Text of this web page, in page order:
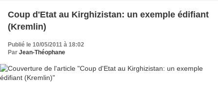
Coup d'Etat au Kirghizistan: un exemple édifiant
(Kremlin)
Publié le 10/05/2011 à 18:02
Par Jean-Théophane